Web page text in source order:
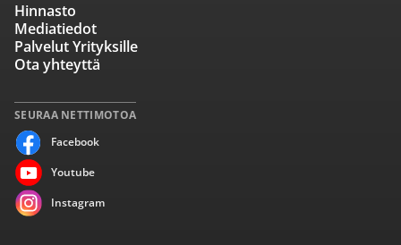
SEURAA NETTIMOTOA
Facebook
Youtube
Instagram
Hinnasto
Mediatiedot
Palvelut Yrityksille
Ota yhteyttä